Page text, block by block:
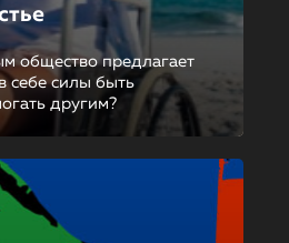
общество предлагает
себе силы быть
другим?